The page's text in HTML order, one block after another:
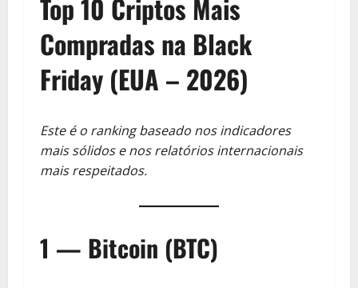
Top 10 Criptos Mais
Compradas na Black
Friday (EUA – 2026)
Este é o ranking baseado nos indicadores
mais sólidos e nos relatórios internacionais
mais respeitados.
1 — Bitcoin (BTC)